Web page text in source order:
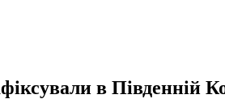
в Південній